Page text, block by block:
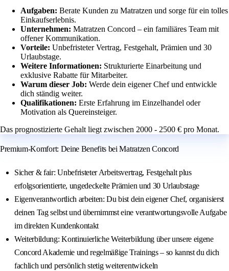
Aufgaben: Berate Kunden zu Matratzen und sorge für ein tolles
Einkaufserlebnis.
Unternehmen: Matratzen Concord – ein familiäres Team mit
offener Kommunikation.
Vorteile: Unbefristeter Vertrag, Festgehalt, Prämien und 30
Urlaubstage.
Weitere Informationen: Strukturierte Einarbeitung und
exklusive Rabatte für Mitarbeiter.
Warum dieser Job: Werde dein eigener Chef und entwickle
dich ständig weiter.
Qualifikationen: Erste Erfahrung im Einzelhandel oder
Motivation als Quereinsteiger.
Das prognostizierte Gehalt liegt zwischen 2000 - 2500 € pro Monat.
Premium-Komfort: Deine Benefits bei Matratzen Concord
Sicher & fair: Unbefristeter Arbeitsvertrag, Festgehalt plus
erfolgsorientierte, ungedeckelte Prämien und 30 Urlaubstage
Eigenverantwortlich arbeiten: Du bist dein eigener Chef, organisierst
deinen Tag selbst und übernimmst eine verantwortungsvolle Aufgabe
im direkten Kundenkontakt
Weiterbildung: Kontinuierliche Weiterbildung über unsere eigene
Concord Akademie und regelmäßige Trainings – so kannst du dich
fachlich und persönlich stetig weiterentwickeln